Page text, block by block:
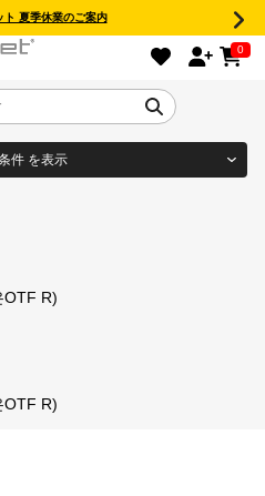
ト 夏季休業のご案内
0
件 を表示
OTF R)
OTF R)